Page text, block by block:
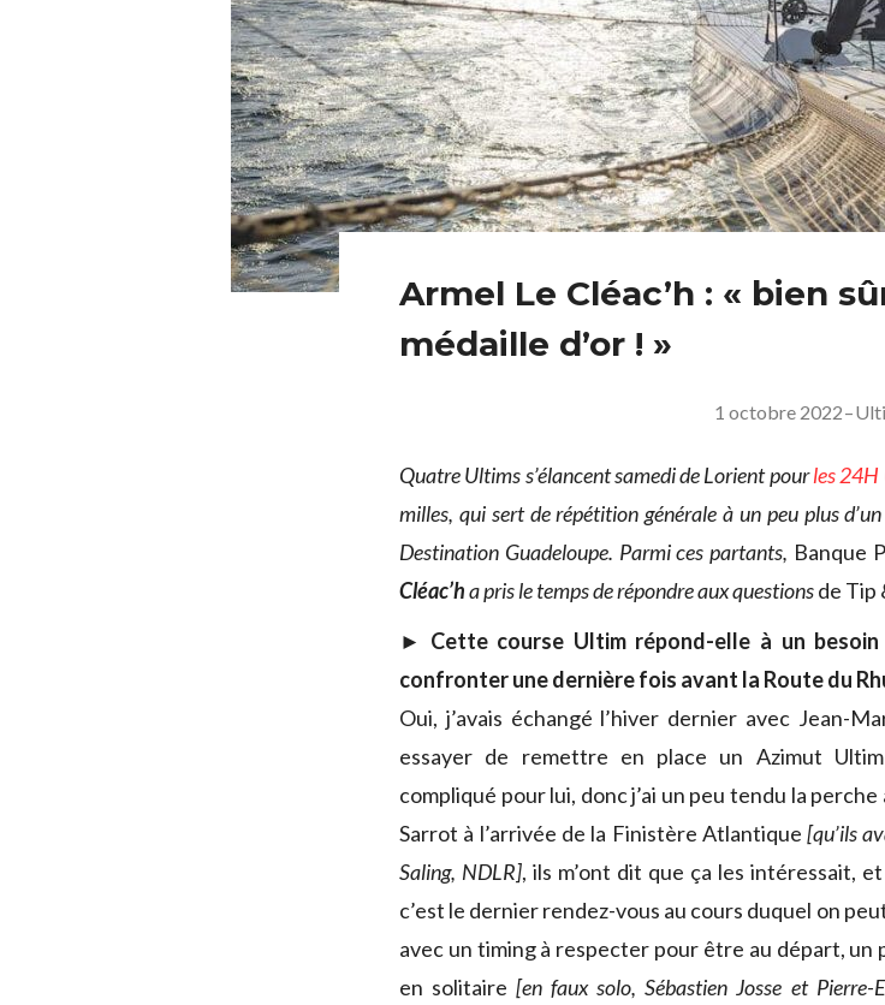
Armel Le Cléac’h : « bien
médaille d’or ! »
1 octobre 2022–
Quatre Ultims s’élancent samedi de Lorient pourles
milles, qui sert de répétition générale à un peu plus
Destination Guadeloupe. Parmi ces partants, Banque
Cléac’ha pris le temps de répondre aux questionsde Tip
► Cette course Ultim répond-elle à un
confronter une dernière fois avant la Route du
Oui, j’avais échangé l’hiver dernier avec Jean-
essayer de remettre en place un Azimut Ultim
compliqué pour lui, donc j’ai un peu tendu la
Sarrot à l’arrivée de la Finistère Atlantique[qu’ils
Saling, NDLR], ils m’ont dit que ça les intéressait,
c’est le dernier rendez-vous au cours duquel on
avec un timing à respecter pour être au départ, un
en solitaire[en faux solo, Sébastien Josse et